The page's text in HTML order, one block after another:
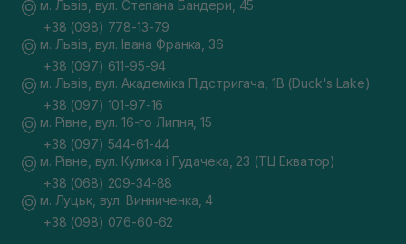
м. Львів, вул. Степана Бандери, 45
+38 (098) 778-13-79
м. Львів, вул. Івана Франка, 36
+38 (097) 611-95-94
м. Львів, вул. Академіка Підстригача, 1В (Duck's Lake)
+38 (097) 101-97-16
м. Рівне, вул. 16-го Липня, 15
+38 (097) 544-61-44
м. Рівне, вул. Кулика і Гудачека, 23 (ТЦ Екватор)
+38 (068) 209-34-88
м. Луцьк, вул. Винниченка, 4
+38 (098) 076-60-62